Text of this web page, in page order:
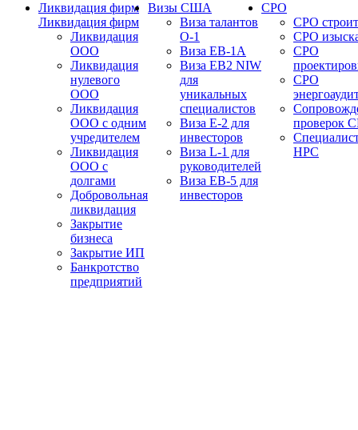
Ликвидация фирм
Ликвидация фирм
Ликвидация
ООО
Ликвидация
нулевого
ООО
Ликвидация
ООО с одним
учредителем
Ликвидация
ООО с
долгами
Добровольная
ликвидация
Закрытие
бизнеса
Закрытие ИП
Банкротство
предприятий
Визы США
Виза талантов
О-1
Виза EB-1A
Виза EB2 NIW
для
уникальных
специалистов
Виза E-2 для
инвесторов
Виза L-1 для
руководителей
Виза EB-5 для
инвесторов
СРО
СРО
СРО
СРО
СРО
проверок
НРС